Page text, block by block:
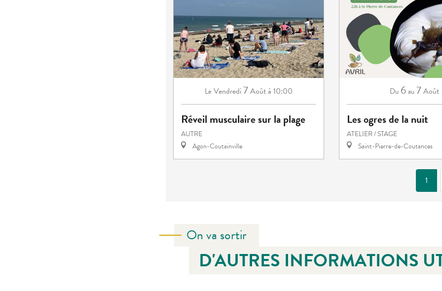
LeVendredi7Aoûtà 10:00
Réveil musculaire sur la plage
AUTRE
Agon-Coutainville
Du 6au7Août
Les ogres de la nuit
ATELIER / STAGE
Saint-Pierre-de-Coutances
1
On va sortir
D'AUTRES INFORMATIONS